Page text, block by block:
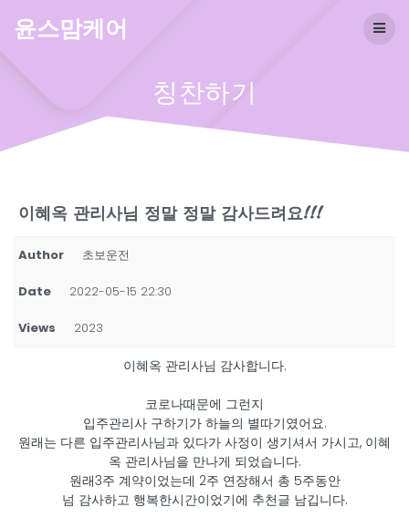
윤스맘케어
칭찬하기
이혜옥 관리사님 정말 정말 감사드려요!!!
Author 초보운전
Date 2022-05-15 22:30
Views 2023
이혜옥 관리사님 감사합니다.
코로나때문에 그런지
입주관리사 구하기가 하늘의 별따기였어요.
원래는 다른 입주관리사님과 있다가 사정이 생기셔서 가시고, 이혜
옥 관리사님을 만나게 되었습니다.
원래3주 계약이었는데 2주 연장해서 총 5주동안
넘 감사하고 행복한시간이었기에 추천글 남깁니다.